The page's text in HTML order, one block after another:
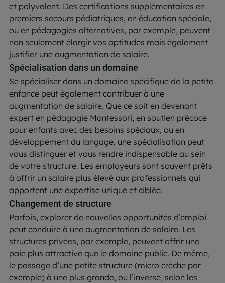
et polyvalent. Des certifications supplémentaires en
premiers secours pédiatriques, en éducation spéciale,
ou en pédagogies alternatives, par exemple, peuvent
non seulement élargir vos aptitudes mais également
justifier une augmentation de salaire.
Spécialisation dans un domaine
Se spécialiser dans un domaine spécifique de la petite
enfance peut également contribuer à une
augmentation de salaire. Que ce soit en devenant
expert en pédagogie Montessori, en soutien précoce
pour enfants avec des besoins spéciaux, ou en
développement du langage, une spécialisation peut
vous distinguer et vous rendre indispensable au sein
de votre structure. Les employeurs sont souvent prêts
à offrir un salaire plus élevé aux professionnels qui
apportent une expertise unique et ciblée.
Changement de structure
Parfois, explorer de nouvelles opportunités d’emploi
peut conduire à une augmentation de salaire. Les
structures privées, par exemple, peuvent offrir une
paie plus attractive que le domaine public. De même,
le passage d’une petite structure (micro crèche par
exemple) à une plus grande, ou l’inverse, selon les